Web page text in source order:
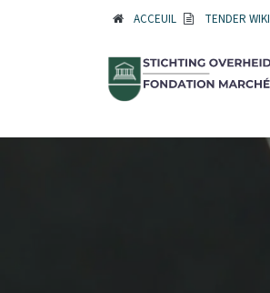
ACCEUIL TENDER WIKI